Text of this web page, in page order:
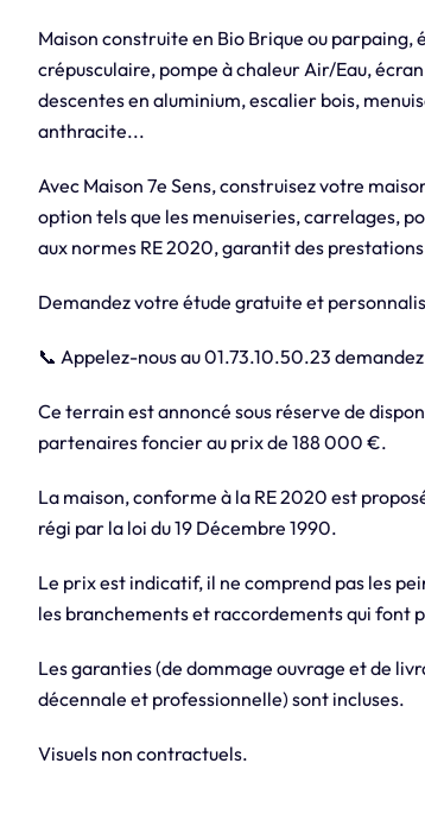
Maison construite en Bio Brique ou
crépusculaire, pompe à chaleur Air/Eau,
descentes en aluminium, escalier bois,
anthracite...
Avec Maison 7e Sens, construisez votre
option tels que les menuiseries, carrelages,
aux normes RE 2020, garantit des
Demandez votre étude gratuite et
📞 Appelez-nous au 01.73.10.50.23
Ce terrain est annoncé sous réserve de
partenaires foncier au prix de 188 000 €.
La maison, conforme à la RE 2020 est
régi par la loi du 19 Décembre 1990.
Le prix est indicatif, il ne comprend pas les
les branchements et raccordements qui font
Les garanties (de dommage ouvrage et de
décennale et professionnelle) sont incluses.
Visuels non contractuels.